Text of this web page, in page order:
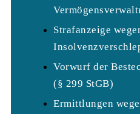
Strafanzeige
Vorwurf der
(§ 299 StGB)
Ermittlungen